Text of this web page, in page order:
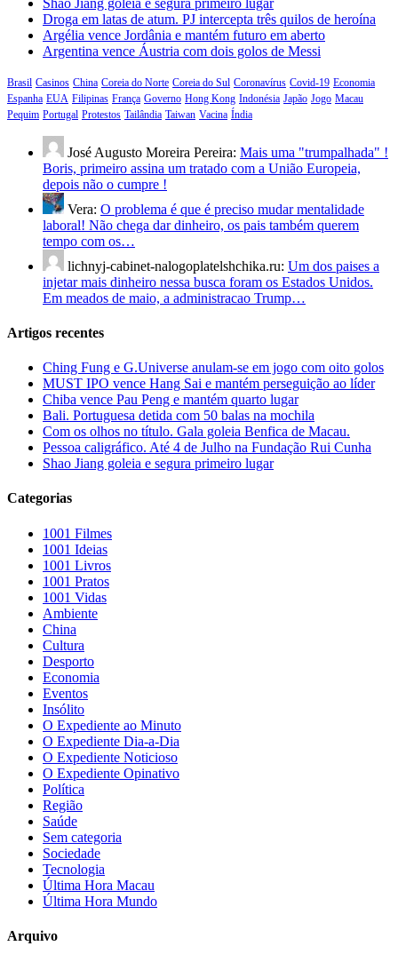
Droga em latas de atum. PJ intercepta três quilos de heroína
Argélia vence Jordânia e mantém futuro em aberto
Argentina vence Áustria com dois golos de Messi
Brasil Casinos China Coreia do Norte Coreia do Sul Coronavírus Covid-19 Economia
Espanha EUA Filipinas França Governo Hong Kong Indonésia Japão Jogo Macau
Pequim Portugal Protestos Tailândia Taiwan Vacina Índia
José Augusto Moreira Pereira: Mais uma "trumpalhada" !
Boris, primeiro assina um tratado com a União Europeia,
depois não o cumpre !
Vera: O problema é que é preciso mudar mentalidade
laboral! Não chega dar dinheiro, os pais também querem
tempo com os…
lichnyj-cabinet-nalogoplatelshchika.ru: Um dos paises a
injetar mais dinheiro nessa busca foram os Estados Unidos.
Em meados de maio, a administracao Trump…
Artigos recentes
Ching Fung e G.Universe anulam-se em jogo com oito golos
MUST IPO vence Hang Sai e mantém perseguição ao líder
Chiba vence Pau Peng e mantém quarto lugar
Bali. Portuguesa detida com 50 balas na mochila
Com os olhos no título. Gala goleia Benfica de Macau.
Pessoa caligráfico. Até 4 de Julho na Fundação Rui Cunha
Shao Jiang goleia e segura primeiro lugar
Categorias
1001 Filmes
1001 Ideias
1001 Livros
1001 Pratos
1001 Vidas
Ambiente
China
Cultura
Desporto
Economia
Eventos
Insólito
O Expediente ao Minuto
O Expediente Dia-a-Dia
O Expediente Noticioso
O Expediente Opinativo
Política
Região
Saúde
Sem categoria
Sociedade
Tecnologia
Última Hora Macau
Última Hora Mundo
Arquivo